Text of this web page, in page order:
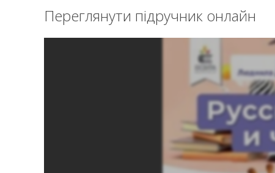
Переглянути підручник онлайн